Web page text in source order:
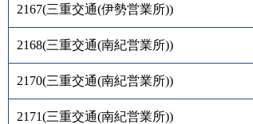
2167(三重交通(伊勢営業所))
2168(三重交通(南紀営業所))
2170(三重交通(南紀営業所))
2171(三重交通(南紀営業所))